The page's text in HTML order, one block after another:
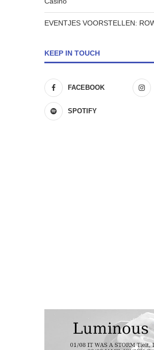
EVENTJES VOORSTELLEN:
KEEP IN TOUCH
FACEBOOK
SPOTIFY